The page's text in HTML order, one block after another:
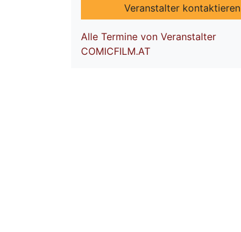
Veranstalter kontaktieren
Alle Termine von Veranstalter
COMICFILM.AT